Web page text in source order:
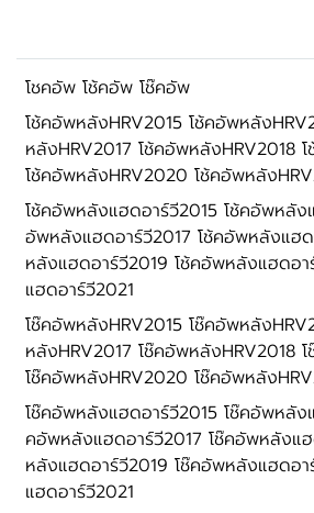
โชคอัพ โช้คอัพ โช๊คอัพ
โช้คอัพหลังHRV2015 โช้คอัพหลัง
หลังHRV2017 โช้คอัพหลังHRV2018
โช้คอัพหลังHRV2020 โช้คอัพหลัง
โช้คอัพหลังแฮดอาร์วี2015 โช้คอัพหลัง
อัพหลังแฮดอาร์วี2017 โช้คอัพหลังแฮ
หลังแฮดอาร์วี2019 โช้คอัพหลังแฮดอ
แฮดอาร์วี2021
โช๊คอัพหลังHRV2015 โช๊คอัพหลัง
หลังHRV2017 โช๊คอัพหลังHRV2018
โช๊คอัพหลังHRV2020 โช๊คอัพหลัง
โช๊คอัพหลังแฮดอาร์วี2015 โช๊คอัพหลัง
คอัพหลังแฮดอาร์วี2017 โช๊คอัพหลังแ
หลังแฮดอาร์วี2019 โช๊คอัพหลังแฮดอ
แฮดอาร์วี2021